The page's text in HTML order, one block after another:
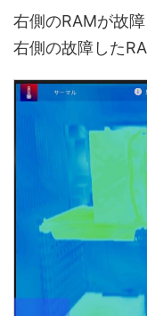
右側のRAMが故
右側の故障した